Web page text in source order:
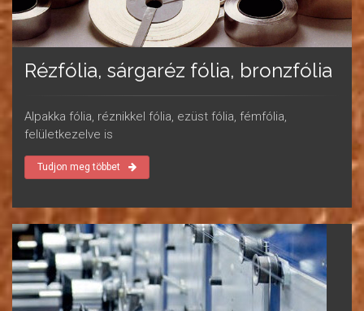
Rézfólia, sárgaréz fólia, bronzfólia
Alpakka fólia, réznikkel fólia, ezüst fólia, fémfólia,
felületkezelve is
Tudjon meg többet